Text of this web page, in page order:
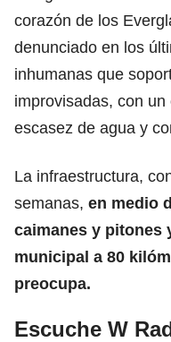
corazón de los
denunciado en los
inhumanas que
improvisadas, con
escasez de agua y
La infraestructura,
semanas, en medio
caimanes y pitones
municipal a 80
preocupa.
Escuche W